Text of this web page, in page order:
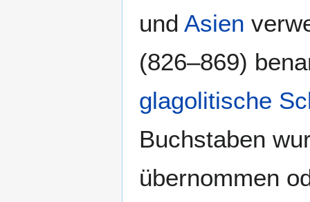
und Asien
(826–869)
glagolitische
Buchstaben
übernommen